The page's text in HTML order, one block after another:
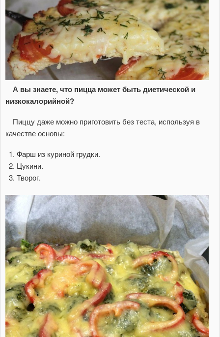
А вы знаете, что пицца может быть диетической и
низкокалорийной?
Пиццу даже можно приготовить без теста, используя в
качестве основы:
Фарш из куриной грудки.
Цукини.
Творог.